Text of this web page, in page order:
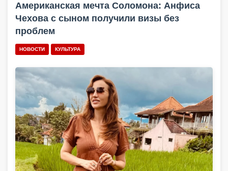
Американская мечта Соломона: Анфиса
Чехова с сыном получили визы без
проблем
НОВОСТИ КУЛЬТУРА